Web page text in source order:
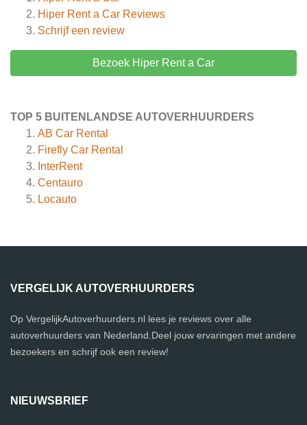
Hiper Rent a Car Reviews
Schrijf een review
Bezoek Hiper Rent a Car
TOP 5 BUITENLANDSE AUTOVERHUURDERS
AB Car Rental
Firefly Car Rental
InterRent
Centauro
Locauto
VERGELIJK AUTOVERHUURDERS
Op VergelijkAutoverhuurders.nl lees je reviews over alle
autoverhuurders van Nederland.Deel jouw ervaringen met andere
bezoekers en schrijf ook een review!
NIEUWSBRIEF